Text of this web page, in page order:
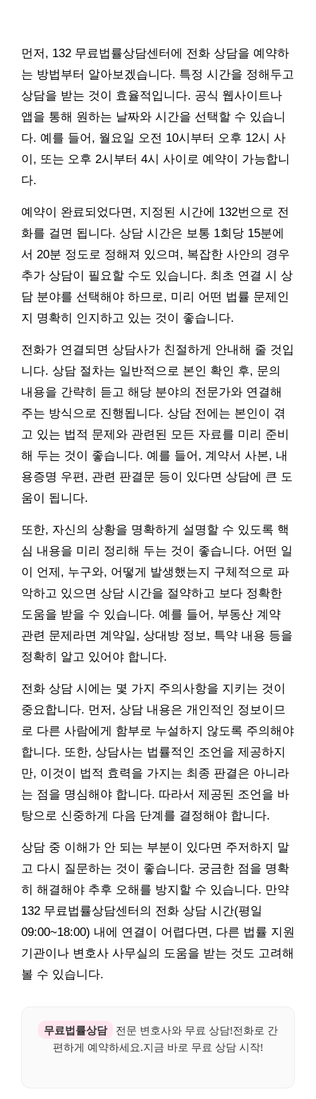
먼저, 132 무료법률상담센터에 전화 상담을 예약하
는 방법부터 알아보겠습니다. 특정 시간을 정해두고
상담을 받는 것이 효율적입니다. 공식 웹사이트나
앱을 통해 원하는 날짜와 시간을 선택할 수 있습니
다. 예를 들어, 월요일 오전 10시부터 오후 12시 사
이, 또는 오후 2시부터 4시 사이로 예약이 가능합니
다.
예약이 완료되었다면, 지정된 시간에 132번으로 전
화를 걸면 됩니다. 상담 시간은 보통 1회당 15분에
서 20분 정도로 정해져 있으며, 복잡한 사안의 경우
추가 상담이 필요할 수도 있습니다. 최초 연결 시 상
담 분야를 선택해야 하므로, 미리 어떤 법률 문제인
지 명확히 인지하고 있는 것이 좋습니다.
전화가 연결되면 상담사가 친절하게 안내해 줄 것입
니다. 상담 절차는 일반적으로 본인 확인 후, 문의
내용을 간략히 듣고 해당 분야의 전문가와 연결해
주는 방식으로 진행됩니다. 상담 전에는 본인이 겪
고 있는 법적 문제와 관련된 모든 자료를 미리 준비
해 두는 것이 좋습니다. 예를 들어, 계약서 사본, 내
용증명 우편, 관련 판결문 등이 있다면 상담에 큰 도
움이 됩니다.
또한, 자신의 상황을 명확하게 설명할 수 있도록 핵
심 내용을 미리 정리해 두는 것이 좋습니다. 어떤 일
이 언제, 누구와, 어떻게 발생했는지 구체적으로 파
악하고 있으면 상담 시간을 절약하고 보다 정확한
도움을 받을 수 있습니다. 예를 들어, 부동산 계약
관련 문제라면 계약일, 상대방 정보, 특약 내용 등을
정확히 알고 있어야 합니다.
전화 상담 시에는 몇 가지 주의사항을 지키는 것이
중요합니다. 먼저, 상담 내용은 개인적인 정보이므
로 다른 사람에게 함부로 누설하지 않도록 주의해야
합니다. 또한, 상담사는 법률적인 조언을 제공하지
만, 이것이 법적 효력을 가지는 최종 판결은 아니라
는 점을 명심해야 합니다. 따라서 제공된 조언을 바
탕으로 신중하게 다음 단계를 결정해야 합니다.
상담 중 이해가 안 되는 부분이 있다면 주저하지 말
고 다시 질문하는 것이 좋습니다. 궁금한 점을 명확
히 해결해야 추후 오해를 방지할 수 있습니다. 만약
132 무료법률상담센터의 전화 상담 시간(평일
09:00~18:00) 내에 연결이 어렵다면, 다른 법률 지원
기관이나 변호사 사무실의 도움을 받는 것도 고려해
볼 수 있습니다.
무료법률상담
전문 변호사와 무료 상담!전화로 간
편하게 예약하세요.지금 바로 무료 상담 시작!